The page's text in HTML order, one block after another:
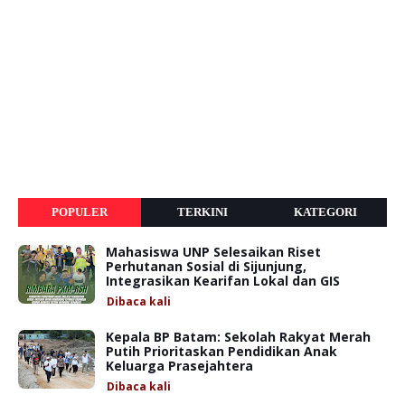
POPULER TERKINI KATEGORI
Mahasiswa UNP Selesaikan Riset
Perhutanan Sosial di Sijunjung,
Integrasikan Kearifan Lokal dan GIS
Dibaca kali
Kepala BP Batam: Sekolah Rakyat Merah
Putih Prioritaskan Pendidikan Anak
Keluarga Prasejahtera
Dibaca kali